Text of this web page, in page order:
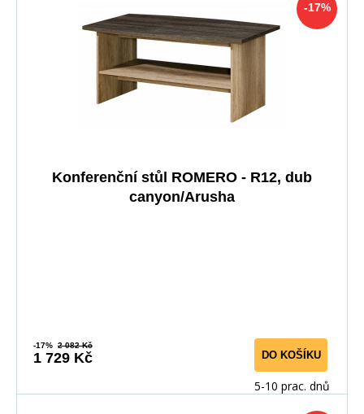
-17%
Konferenční stůl ROMERO - R12, dub
canyon/Arusha
-17% 2 082 Kč
1 729 Kč DO KOŠÍKU
5-10 prac. dnů